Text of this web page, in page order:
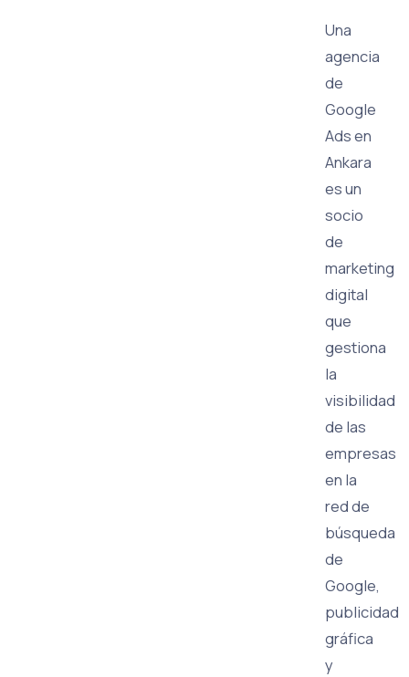
Una
agencia
de
Google
Ads en
Ankara
es un
socio
de
marketing
digital
que
gestiona
la
visibilidad
de las
empresas
en la
red de
búsqueda
de
Google,
publicidad
gráfica
y